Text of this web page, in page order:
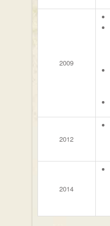
2009
2012
2014